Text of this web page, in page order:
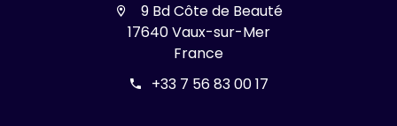
9 Bd Côte de Beauté
17640 Vaux-sur-Mer
France
+33 7 56 83 00 17